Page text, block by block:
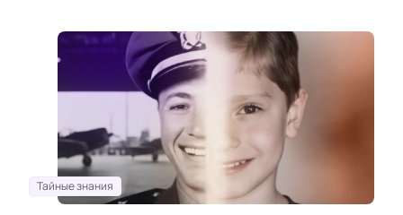
Тайные знания